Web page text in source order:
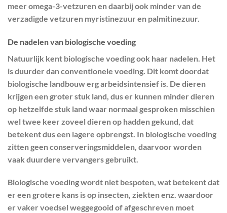
meer omega-3-vetzuren en daarbij ook minder van de
verzadigde vetzuren myristinezuur en palmitinezuur.
De nadelen van biologische voeding
Natuurlijk kent biologische voeding ook haar nadelen. Het
is duurder dan conventionele voeding. Dit komt doordat
biologische landbouw erg arbeidsintensief is. De dieren
krijgen een groter stuk land, dus er kunnen minder dieren
op hetzelfde stuk land waar normaal gesproken misschien
wel twee keer zoveel dieren op hadden gekund, dat
betekent dus een lagere opbrengst. In biologische voeding
zitten geen conserveringsmiddelen, daarvoor worden
vaak duurdere vervangers gebruikt.
Biologische voeding wordt niet bespoten, wat betekent dat
er een grotere kans is op insecten, ziekten enz. waardoor
er vaker voedsel weggegooid of afgeschreven moet